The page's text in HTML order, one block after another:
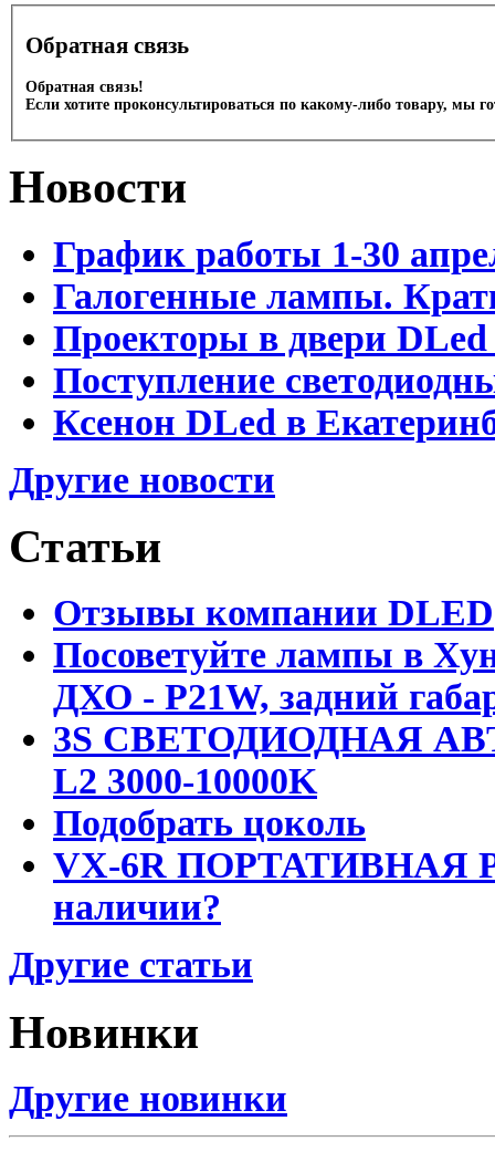
Обратная связь
Обратная связь!
Если хотите проконсультироваться по какому-либо товару, мы
Новости
График работы 1-30
Галогенные лампы.
Проекторы в двери DLed
Поступление
Ксенон DLed в
Другие новости
Статьи
Отзывы компании DLED
Посоветуйте лампы в
ДХО - P21W, задний
3S СВЕТОДИОДНАЯ
L2 3000-10000K
Подобрать цоколь
VX-6R ПОРТАТИВНАЯ
наличии?
Другие статьи
Новинки
Другие новинки